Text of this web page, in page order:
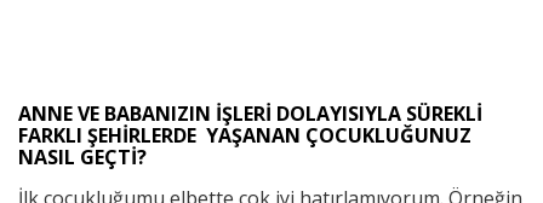
ANNE VE BABANIZIN İŞLERİ DOLAYISIYLA SÜREKLİ
FARKLI ŞEHİRLERDE YAŞANAN ÇOCUKLUĞUNUZ
NASIL GEÇTİ?